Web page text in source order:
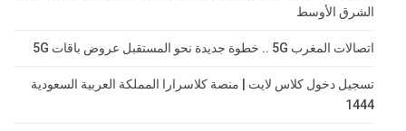
الشرق الأوسط
اتصالات المغرب 5G .. خطوة جديدة نحو المستقبل عروض باقات 5G
تسجيل دخول كلاس لايت | منصة كلاسرارا المملكة العربية السعودية
1444